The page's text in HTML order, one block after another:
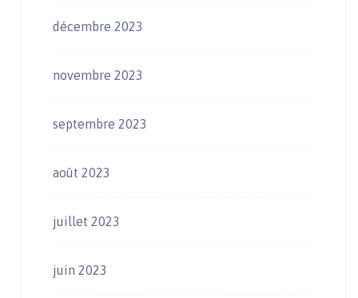
décembre 2023
novembre 2023
septembre 2023
août 2023
juillet 2023
juin 2023